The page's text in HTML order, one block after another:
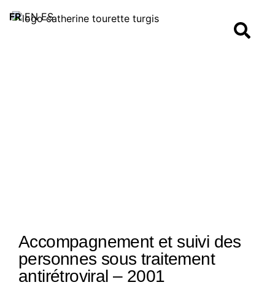
Accompagnement et suivi des
personnes sous traitement
antirétroviral – 2001
FR EN ES